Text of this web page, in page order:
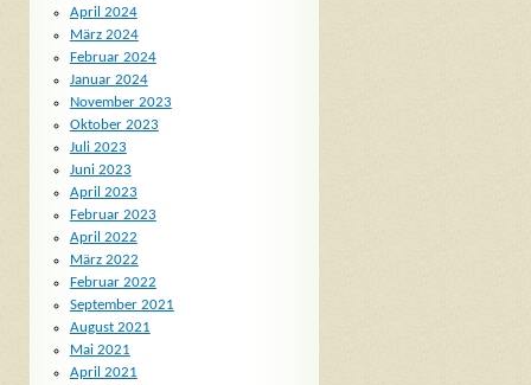
April 2024
März 2024
Februar 2024
Januar 2024
November 2023
Oktober 2023
Juli 2023
Juni 2023
April 2023
Februar 2023
April 2022
März 2022
Februar 2022
September 2021
August 2021
Mai 2021
April 2021